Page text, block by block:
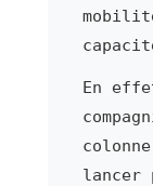
En
lancer